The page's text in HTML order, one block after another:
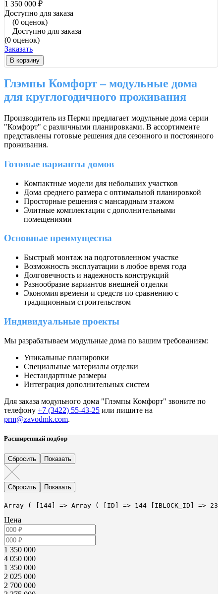
1 350 000 ₽
Доступно для заказа
(0 оценок)
Доступно для заказа
(0 оценок)
Заказать
В корзину
Глэмпы Комфорт – модульные дома
для круглогодичного проживания
Производитель из Перми предлагает модульные дома серии
"Комфорт" с различными планировками. В ассортименте
представлены готовые решения для сезонного и постоянного
проживания.
Готовые варианты домов
Компактные модели для небольших участков
Дома среднего размера с оптимальной планировкой
Просторные решения с мансардным этажом
Элитные комплектации с дополнительными
помещениями
Основные преимущества
Быстрый монтаж на подготовленном участке
Возможность эксплуатации в любое время года
Долговечность и надежность конструкций
Разнообразие вариантов внешней отделки
Экономия времени и средств по сравнению с
традиционным строительством
Индивидуальные проекты
Мы разрабатываем модульные дома по вашим требованиям:
Уникальные планировки
Специальные материалы отделки
Нестандартные размеры
Интеграция дополнительных систем
Для заказа модульного дома "Глэмпы Комфорт" звоните по
телефону +7 (3422) 55-43-25 или пишите на
prm@zavodmk.com.
Расширенный подбор
Array ( [144] => Array ( [ID] => 144 [IBLOCK_ID] => 23
Цена
1 350 000
4 050 000
1 350 000
2 025 000
2 700 000